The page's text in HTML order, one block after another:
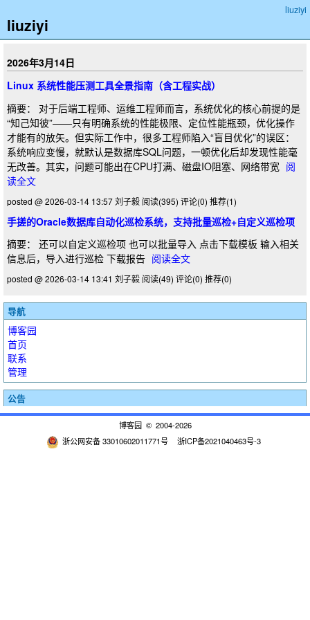
liuziyi
liuziyi
2026年3月14日
Linux 系统性能压测工具全景指南（含工程实战）
摘要： 对于后端工程师、运维工程师而言，系统优化的核心前提的是
“知己知彼”——只有明确系统的性能极限、定位性能瓶颈，优化操作
才能有的放矢。但实际工作中，很多工程师陷入“盲目优化”的误区：
系统响应变慢，就默认是数据库SQL问题，一顿优化后却发现性能毫
无改善。其实，问题可能出在CPU打满、磁盘IO阻塞、网络带宽 阅
读全文
posted @ 2026-03-14 13:57 刘子毅 阅读(395) 评论(0) 推荐(1)
手搓的Oracle数据库自动化巡检系统，支持批量巡检+自定义巡检项
摘要： 还可以自定义巡检项 也可以批量导入 点击下载模板 输入相关
信息后，导入进行巡检 下载报告 阅读全文
posted @ 2026-03-14 13:41 刘子毅 阅读(49) 评论(0) 推荐(0)
导航
博客园
首页
联系
管理
公告
博客园© 2004-2026
浙公网安备 33010602011771号
浙ICP备2021040463号-3